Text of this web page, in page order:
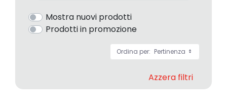
Mostra nuovi prodotti
Prodotti in promozione
Ordina per: Pertinenza
Azzera filtri